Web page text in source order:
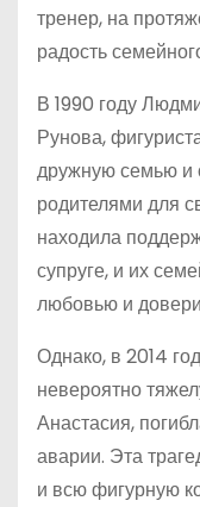
тренер, на
радость
В 1990 году
Рунова,
дружную семью и
родителями для
находила
супруге, и их
любовью и
Однако, в 2014
невероятно
Анастасия,
аварии. Эта
и всю фигурную